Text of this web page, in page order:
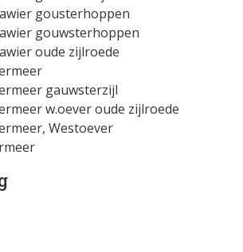
gousterhoppen
gouwsterhoppen
oude zijlroede
gauwsterzijl
w.oever oude zijlroede
Westoever